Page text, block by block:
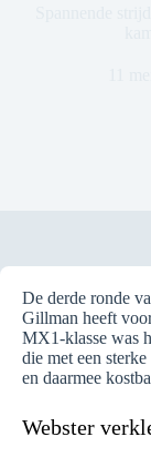
De derde ronde
Gillman heeft
MX1-klasse was
die met een
en daarmee
Webster